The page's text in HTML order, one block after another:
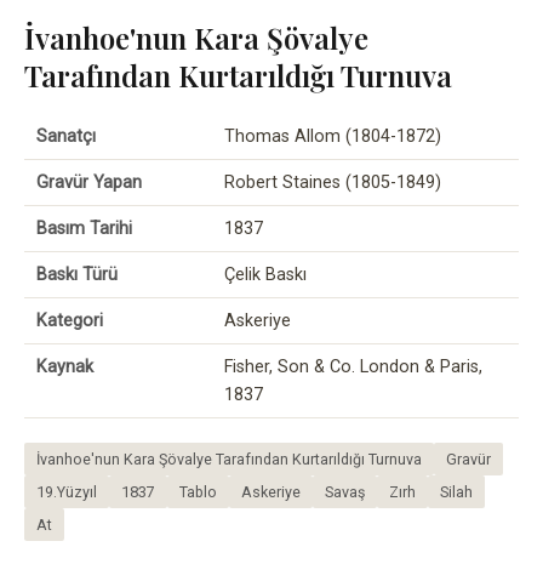
İvanhoe'nun Kara Şövalye
Tarafından Kurtarıldığı Turnuva
Sanatçı Thomas Allom (1804-1872)
Gravür Yapan Robert Staines (1805-1849)
Basım Tarihi 1837
Baskı Türü Çelik Baskı
Kategori Askeriye
Kaynak
Fisher, Son & Co. London & Paris,
1837
İvanhoe'nun Kara Şövalye Tarafından Kurtarıldığı Turnuva
Gravür
19.Yüzyıl
1837 Tablo Askeriye Savaş Zırh
Silah
At